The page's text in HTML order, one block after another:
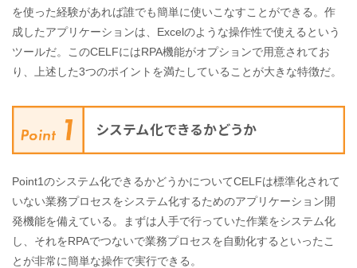
を使った経験があれば誰でも簡単に使いこなすことができる。作
成したアプリケーションは、Excelのような操作性で使えるという
ツールだ。このCELFにはRPA機能がオプションで用意されてお
り、上述した3つのポイントを満たしていることが大きな特徴だ。
Point1のシステム化できるかどうかについてCELFは標準化されて
いない業務プロセスをシステム化するためのアプリケーション開
発機能を備えている。まずは人手で行っていた作業をシステム化
し、それをRPAでつないで業務プロセスを自動化するといったこ
とが非常に簡単な操作で実行できる。